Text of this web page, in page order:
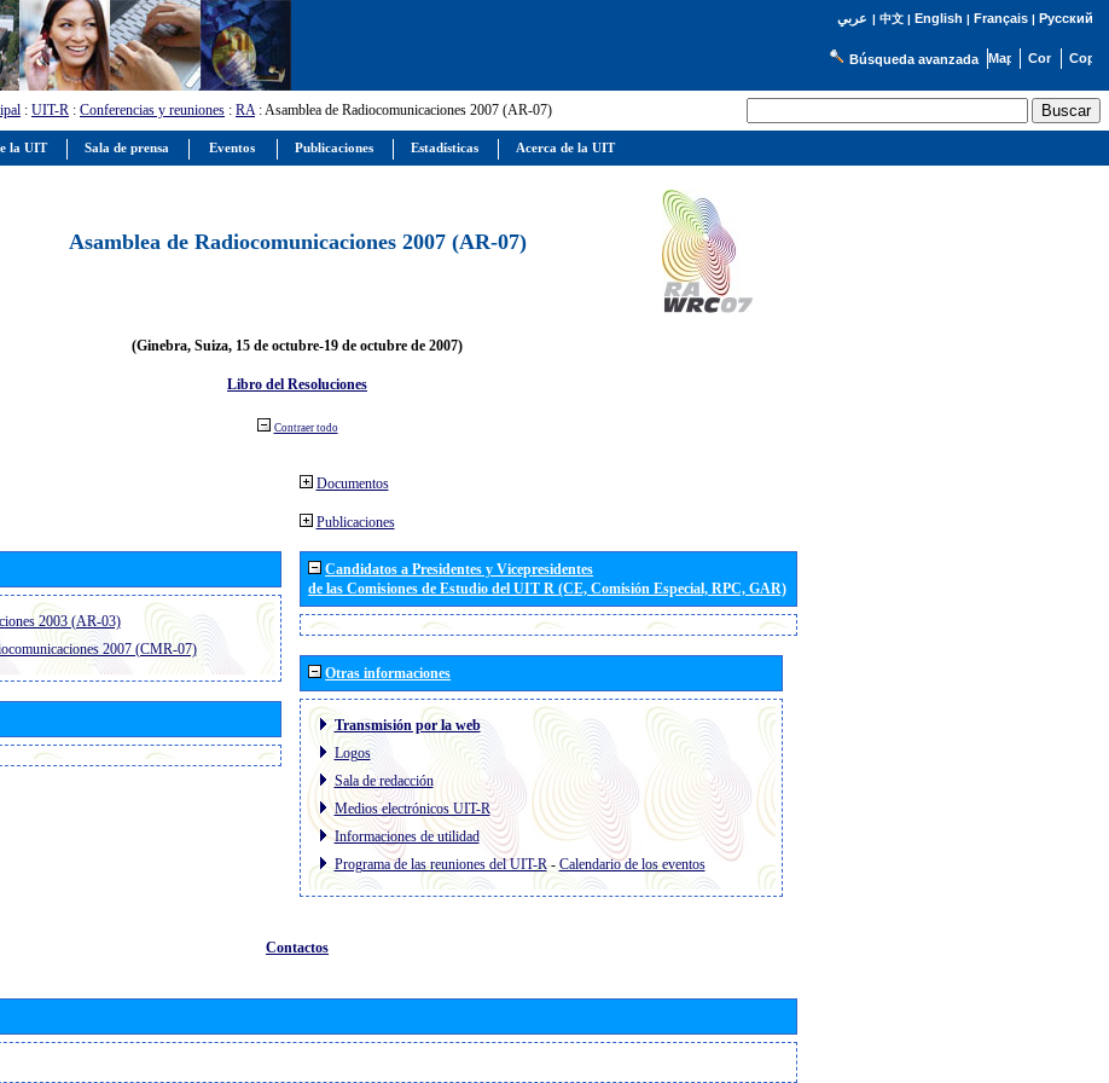
عربي | 中文| English | Français| Русский
Búsqueda avanzada
: UIT-R : Conferencias y reuniones : RA: Asamblea de Radiocomunicaciones 2007 (AR-07)
Asamblea de Radiocomunicaciones 2007 (AR-07)
(Ginebra, Suiza, 15 de octubre-19 de octubre de 2007)
Libro del Resoluciones
Contraer todo
2003 (AR-03)
2007 (CMR-07)
Documentos
Publicaciones
Candidatos a Presidentes y Vicepresidentes
de las Comisiones de Estudio del UIT R (CE, Comisión Especial, RPC, GAR)
Otras informaciones
Transmisión por la web
Logos
Sala de redacción
Medios electrónicos UIT-R
Informaciones de utilidad
Programa de las reuniones del UIT-R- Calendario de los eventos
Contactos
la UIT Sala de prensa Eventos Publicaciones Estadísticas Acerca de la UIT